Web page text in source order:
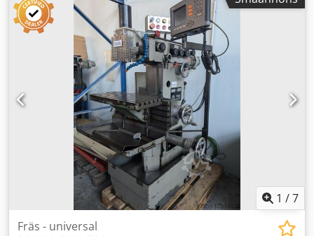
spindelnos-bord min/max: 150/800 mm Avstånd
spindelcentrum-stativ min/max: 200/800 mm Bordets
uppspänningsyta: 1200 x 520 mm Totalt effektbehov: ca 25
kW Maskinvikt ca: 5600 kg Chsdpfeu Nc Rvsx Agqoa
Maskinens mått LxBxH: ca 2,4 x 3,0 x 2,4 m Styrskåpets
mått LxBxH: 1,1 x 0,5 x 1,8 m Maskinen finns i
teknikavdelningen! Vänligen beakta leveranstillgänglighet.
Ytterligare tekniska egenskaper: - Horisontalspindel:
Varvtal 25 - 1200 varv/min i 12 steg, hållare SK50 -
Manövrering via manöverpanel - Inkl. kylsystem - Utrustad
med längdmätssystem från Millvision i.D.
1 /7
Fräs - universal